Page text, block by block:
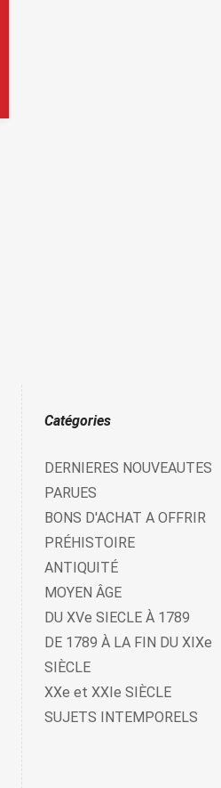
Catégories
DERNIERES NOUVEAUTES
PARUES
BONS D'ACHAT A OFFRIR
PRÉHISTOIRE
ANTIQUITÉ
MOYEN ÂGE
DU XVe SIECLE À 1789
DE 1789 À LA FIN DU XIXe
SIÈCLE
XXe et XXIe SIÈCLE
SUJETS INTEMPORELS